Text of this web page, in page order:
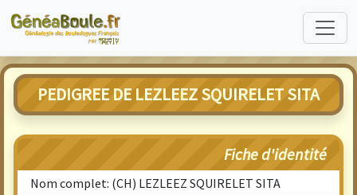
PEDIGREE DE LEZLEEZ SQUIRELET SITA
Fiche d'identité
Nom complet: (CH) LEZLEEZ SQUIRELET SITA